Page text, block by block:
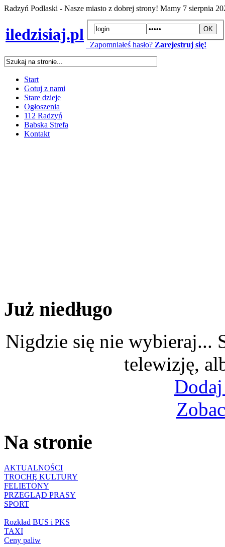
Radzyń Podlaski - Nasze miasto z dobrej strony! Mamy 7 sierpnia
iledzisiaj.pl
Zapomniałeś hasło? Zarejestruj się!
Start
Gotuj z nami
Stare dzieje
Ogłoszenia
112 Radzyń
Babska Strefa
Kontakt
Już niedługo
Nigdzie się nie wybieraj...
telewizję,
Na stronie
AKTUALNOŚCI
TROCHĘ KULTURY
FELIETONY
PRZEGLĄD PRASY
SPORT
Rozkład BUS i PKS
TAXI
Ceny paliw